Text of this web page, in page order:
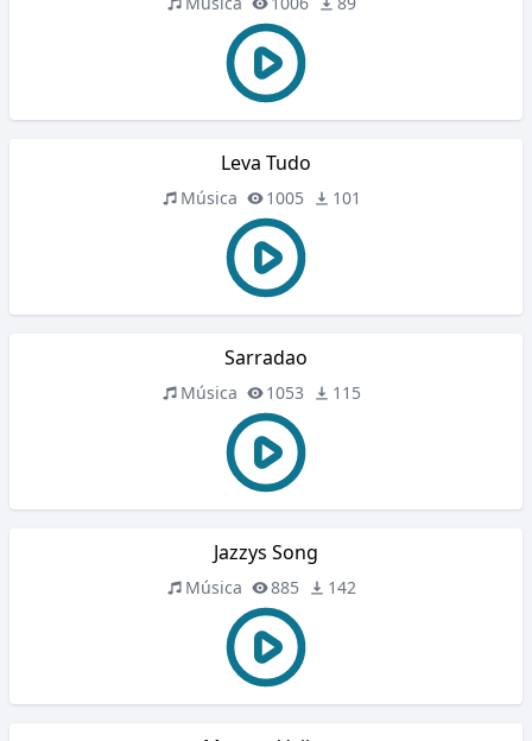
Leva Tudo
Música 1005 101
Sarradao
Música 1053 115
Jazzys Song
Música 885 142